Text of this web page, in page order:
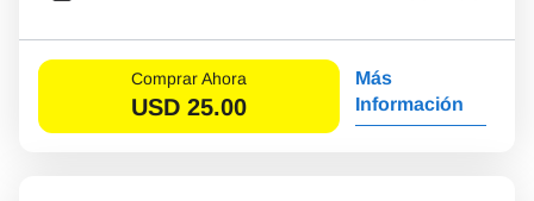
Comprar Ahora
USD 25.00
Más
Información